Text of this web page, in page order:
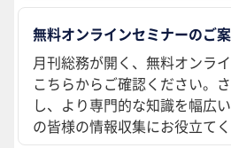
無料オンラインセミナーのご
月刊総務が開く、無料オンラ
こちらからご確認ください。
し、より専門的な知識を幅広
の皆様の情報収集にお役立てく